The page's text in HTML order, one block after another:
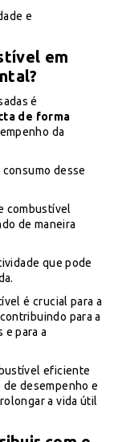
e
em
é
de forma
da
desse
combustível
de maneira
que pode
é crucial para a
para a
e para a
eficiente
desempenho e
a vida útil